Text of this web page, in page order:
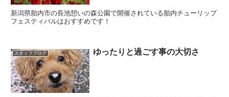
新潟県胎内市の長池憩いの森公園で開催されている胎内チューリップ
フェスティバルはおすすめです！
スタッフブログ ゆったりと過ごす事の大切さ